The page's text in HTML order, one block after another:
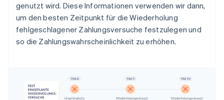
genutzt wird. Diese Informationen verwenden wir dann,
um den besten Zeitpunkt für die Wiederholung
fehlgeschlagener Zahlungsversuche festzulegen und
so die Zahlungswahrscheinlichkeit zu erhöhen.